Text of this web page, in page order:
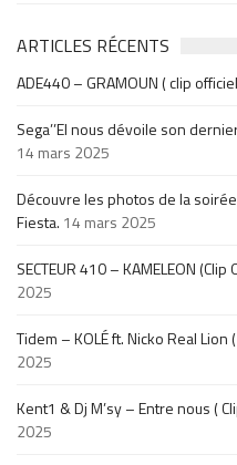
ARTICLES RÉCENTS
ADE440 – GRAMOUN ( clip
Sega’’El nous dévoile son
14 mars 2025
Découvre les photos de la
Fiesta. 14 mars 2025
SECTEUR 410 – KAMELEON
2025
Tidem – KOLÉ ft. Nicko Real
2025
Kent1 & Dj M’sy – Entre nous (
2025